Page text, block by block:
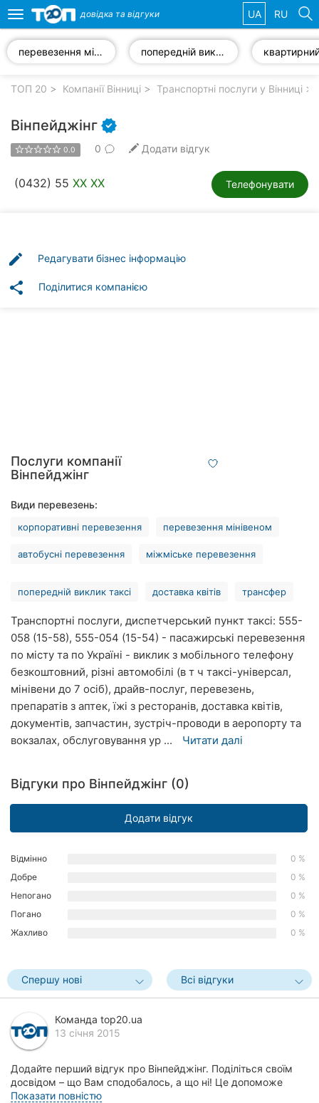
компанії
Приватні
клініки
міста:
Вінниця
Житомир
Тернопіль
Хмельницький
Рівне
Одеса
Кропивницький
Київ
Запоріжжя
Дніпро
Львів
Кривий
Ріг
Херсон
Чернігів
Черкаси
Чернівці
Toggle
navigation
довідка та відгуки UA RU
перевезення мінівеном попередній виклик таксі
ТОП 20 Компанії Вінниці Транспортні послуги у Вінниці
Вінпейджінг
0.0 0 Додати відгук
(0432) 55 XX XX Телефонувати
edit Редагувати бізнес інформацію
share Поділитися компанією
Послуги компанії
Вінпейджінг
Види перевезень:
корпоративні перевезення перевезення мінівеном
автобусні перевезення міжміське перевезення
попередній виклик таксі доставка квітів трансфер
Транспортні послуги, диспетчерський пункт таксі: 555-
058 (15-58), 555-054 (15-54) - пасажирські перевезення
по місту та по Україні - виклик з мобільного телефону
безкоштовний, різні автомобілі (в т ч таксі-універсал,
мінівени до 7 осіб), драйв-послуг, перевезень,
препаратів з аптек, їжі з ресторанів, доставка квітів,
документів, запчастин, зустріч-проводи в аеропорту та
вокзалах, обслуговування ур ...
Читати далі
Відгуки про Вінпейджінг (0)
Додати відгук
Відмінно
0 %
Добре
0 %
Непогано
0 %
Погано
0 %
Жахливо
0 %
Спершу нові Всі відгуки
Команда top20.ua
13 січня 2015
Додайте перший відгук про Вінпейджінг. Поділіться своїм
досвідом – що Вам сподобалось, а що ні! Це допоможе
іншим жителям Вінниці зробити правильний в...
Показати повністю